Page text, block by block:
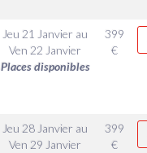
Jeu 21 Janvier au
Ven 22 Janvier
Places disponibles
399
€
Jeu 28 Janvier au
Ven 29 Janvier
399
€